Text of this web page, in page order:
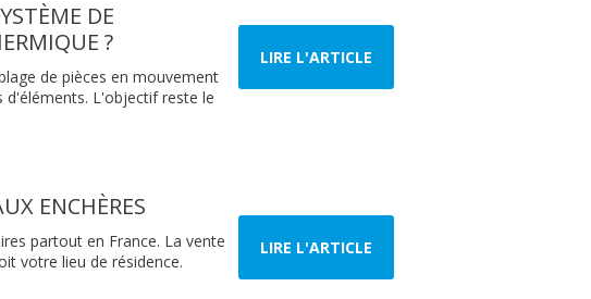
DE
?
de pièces en mouvement
L'objectif reste le
LIRE L'ARTICLE
ENCHÈRES
partout en France. La vente
votre lieu de résidence.
LIRE L'ARTICLE